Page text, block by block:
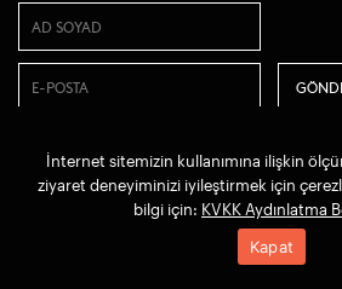
© 2022 imece. Tüm hakları saklıdır
KVKK Aydınlatma Beyanı
İnternet sitemizin kullanımına ilişkin
ziyaret deneyiminizi iyileştirmek için
bilgi için: KVKK Aydınlatma
Kapat